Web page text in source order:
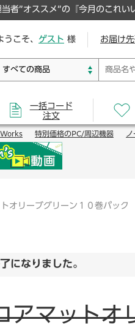
者”オススメ”の『今月のこれい
うこそ、 ゲスト 様 お届け
一括コード
注文
特別価格のPC/周辺機器 ノ
オリーブグリーン１０巻パック
になりました。
マットオ